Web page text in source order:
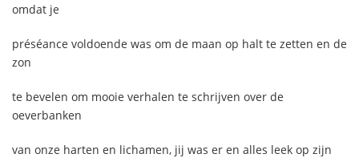
omdat je
préséance voldoende was om de maan op halt te zetten en de
zon
te bevelen om mooie verhalen te schrijven over de
oeverbanken
van onze harten en lichamen, jij was er en alles leek op zijn